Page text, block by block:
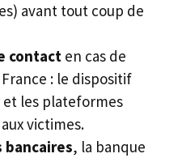
avant tout coup de
contact en cas de
: le dispositif
et les plateformes
victimes.
bancaires, la banque